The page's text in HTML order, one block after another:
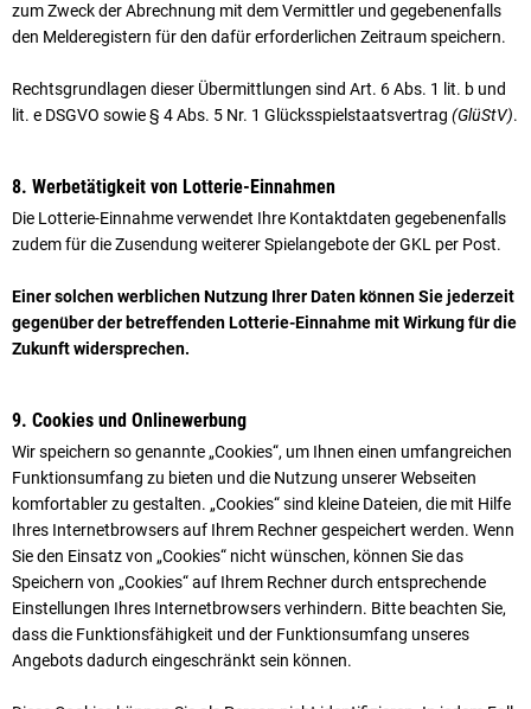
zum Zweck der Abrechnung mit dem Vermittler und gegebenenfalls
den Melderegistern für den dafür erforderlichen Zeitraum speichern.
Rechtsgrundlagen dieser Übermittlungen sind Art. 6 Abs. 1 lit. b und
lit. e DSGVO sowie § 4 Abs. 5 Nr. 1 Glücksspielstaatsvertrag (GlüStV).
8. Werbetätigkeit von Lotterie-Einnahmen
Die Lotterie-Einnahme verwendet Ihre Kontaktdaten gegebenenfalls
zudem für die Zusendung weiterer Spiel­an­ge­bote der GKL per Post.
Einer solchen werblichen Nutzung Ihrer Daten können Sie jederzeit
gegenüber der betreffenden Lotterie-Einnahme mit Wirkung für die
Zukunft widersprechen.
9. Cookies und Onlinewerbung
Wir speichern so genannte „Cookies“, um Ihnen einen umfangreichen
Funktionsumfang zu bieten und die Nutzung unserer Webseiten
komfortabler zu gestalten. „Cookies“ sind kleine Dateien, die mit Hilfe
Ihres Internetbrowsers auf Ihrem Rechner gespeichert werden. Wenn
Sie den Einsatz von „Cookies“ nicht wünschen, können Sie das
Speichern von „Cookies“ auf Ihrem Rechner durch entsprechende
Einstellungen Ihres Internetbrowsers verhindern. Bitte beachten Sie,
dass die Funktionsfähigkeit und der Funktionsumfang unseres
Angebots dadurch ein­ge­schränkt sein können.